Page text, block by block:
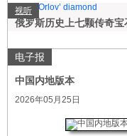
视听
俄罗斯历史上七颗传奇宝
电子报
中国内地版本
2026年05月25日